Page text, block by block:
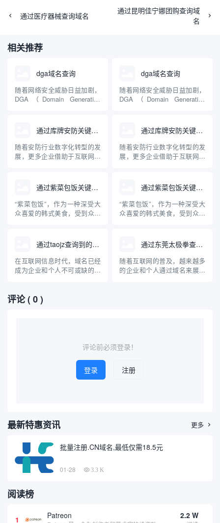
通过医疗器械查询域名
通过昆明佳宁娜团购查询域
名
相关推荐
dga域名查询
随着网络安全威胁日益加剧，
DGA（Domain Generation
与封锁的常见手段。DGA域名
查询技术是识别和防范此类威
胁的关键工具。本文将详细介
绍DGA域名的原理、危害、
dga域名查询
随着网络安全威胁日益加剧，
DGA（Domain Generation
与封锁的常见手段。DGA域名
查询技术是识别和防范此类威
胁的关键工具。本文将详细介
绍DGA域名的原理、危害、
通过库牌安防关键词查询到的域名
随着安防行业数字化转型的发
展，更多企业借助于互联网进
关域名受到行业关注。本文梳
理通过“库牌安防”关键词在主
流平台检索得到的相关域名，
并对安防公司为何重视域名布
通过库牌安防关键词查询到的域名
随着安防行业数字化转型的发
展，更多企业借助于互联网进
关域名受到行业关注。本文梳
理通过“库牌安防”关键词在主
流平台检索得到的相关域名，
并对安防公司为何重视域名布
通过紫菜包饭关键词查询到的域名
“紫菜包饭”，作为一种深受大
众喜爱的韩式美食，受到众多
在互联网上可以查询到的相关
域名，并对“紫菜包饭”这一美
食进行专业科普，涵盖其起
源、制作方法、营养价值及与
通过紫菜包饭关键词查询到的域名
“紫菜包饭”，作为一种深受大
众喜爱的韩式美食，受到众多
在互联网上可以查询到的相关
域名，并对“紫菜包饭”这一美
食进行专业科普，涵盖其起
源、制作方法、营养价值及与
通过taojz查询到的域名网站
在互联网信息时代，域名已经
成为企业和个人不可或缺的网
易和管理需求也愈发旺盛。
taojz作为国内知名的域名查询
通过东莞太极拳查询域名
随着互联网的普及，越来越多
的企业和个人通过域名来展示
莞太...
评论( 0 )
评论前必须登录！
登录 注册
最新特惠资讯 更多 
批量注册.CN域名,最低仅需18.5元
01-28 3.3 K
阅读榜
1 Patreon 2.2 W